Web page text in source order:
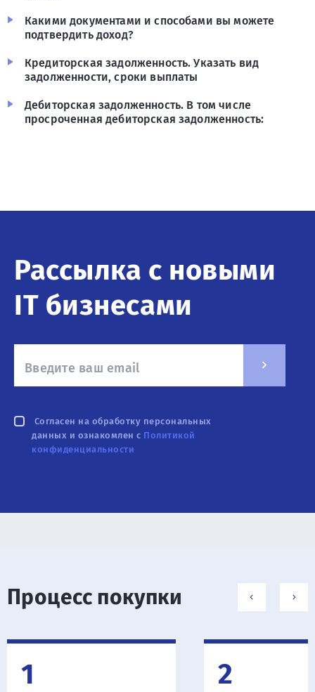
Какими документами и способами вы можете
подтвердить доход?
Кредиторская задолженность. Указать вид
задолженности, сроки выплаты
Дебиторская задолженность. В том числе
просроченная дебиторская задолженность:
Рассылка с новыми
IT бизнесами
Согласен на обработку персональных
данных и ознакомлен с Политикой
конфиденциальности
Процесс покупки
1 2